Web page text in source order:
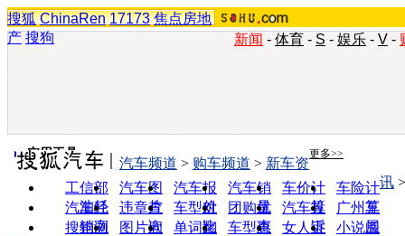
搜狐 ChinaRen 17173 焦点房地
产 搜狗 新闻 - 体育 - S - 娱乐 - V -
实用工具 更多>>
工信部
油耗
汽车图
片
汽车报
价
汽车销
量
车价计
算
车险计
算
汽车经
销商
违章查
询
车型对
比
团购优
惠
汽车投
诉
广州车
展
搜狗浏
图片欣
单词翻
车型查
女人宝
小说阅
汽车频道 > 购车频道 > 新车资
讯